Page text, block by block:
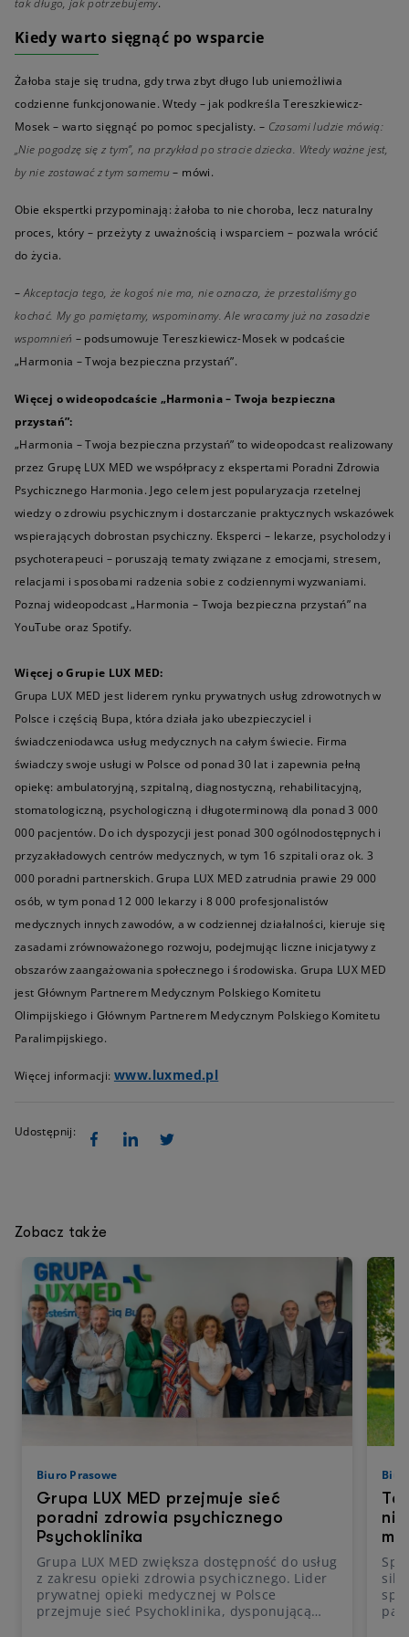
Kiedy warto sięgnąć po wsparcie
Żałoba staje się trudna, gdy trwa zbyt długo lub uniemożliwia
codzienne funkcjonowanie. Wtedy – jak podkreśla Tereszkiewicz-
Mosek – warto sięgnąć po pomoc specjalisty. – Czasami ludzie mówią:
„Nie pogodzę się z tym”, na przykład po stracie dziecka. Wtedy ważne jest,
by nie zostawać z tym samemu– mówi.
Obie ekspertki przypominają: żałoba to nie choroba, lecz naturalny
proces, który – przeżyty z uważnością i wsparciem – pozwala wrócić
do życia.
–Akceptacja tego, że kogoś nie ma, nie oznacza, że przestaliśmy go
kochać. My go pamiętamy, wspominamy. Ale wracamy już na zasadzie
wspomnień – podsumowuje Tereszkiewicz-Mosek w podcaście
„Harmonia – Twoja bezpieczna przystań”.
Więcej o wideopodcaście „Harmonia – Twoja bezpieczna
przystań”:
„Harmonia – Twoja bezpieczna przystań” to wideopodcast realizowany
przez Grupę LUX MED we współpracy z ekspertami Poradni Zdrowia
Psychicznego Harmonia. Jego celem jest popularyzacja rzetelnej
wiedzy o zdrowiu psychicznym i dostarczanie praktycznych wskazówek
wspierających dobrostan psychiczny. Eksperci – lekarze, psycholodzy i
psychoterapeuci – poruszają tematy związane z emocjami, stresem,
relacjami i sposobami radzenia sobie z codziennymi wyzwaniami.
Poznaj wideopodcast „Harmonia – Twoja bezpieczna przystań” na
YouTube oraz Spotify.
Więcej o Grupie LUX MED:
Grupa LUX MED jest liderem rynku prywatnych usług zdrowotnych w
Polsce i częścią Bupa, która działa jako ubezpieczyciel i
świadczeniodawca usług medycznych na całym świecie. Firma
świadczy swoje usługi w Polsce od ponad 30 lat i zapewnia pełną
opiekę: ambulatoryjną, szpitalną, diagnostyczną, rehabilitacyjną,
stomatologiczną, psychologiczną i długoterminową dla ponad 3 000
000 pacjentów. Do ich dyspozycji jest ponad 300 ogólnodostępnych i
przyzakładowych centrów medycznych, w tym 16 szpitali oraz ok. 3
000 poradni partnerskich. Grupa LUX MED zatrudnia prawie 29 000
osób, w tym ponad 12 000 lekarzy i 8 000 profesjonalistów
medycznych innych zawodów, a w codziennej działalności, kieruje się
zasadami zrównoważonego rozwoju, podejmując liczne inicjatywy z
obszarów zaangażowania społecznego i środowiska. Grupa LUX MED
jest Głównym Partnerem Medycznym Polskiego Komitetu
Olimpijskiego i Głównym Partnerem Medycznym Polskiego Komitetu
Paralimpijskiego.
Więcej informacji: www.luxmed.pl
Udostępnij:
Zobacz także
Biuro Prasowe
Grupa LUX MED przejmuje sieć
poradni zdrowia psychicznego
Psychoklinika
Grupa LUX MED zwiększa dostępność do usług
z zakresu opieki zdrowia psychicznego. Lider
prywatnej opieki medycznej w Polsce
przejmuje sieć Psychoklinika, dysponującą
sile